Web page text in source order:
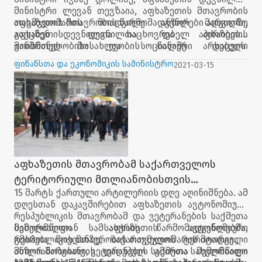
მინისტრი ლევან თევზაია, აფხაზეთის მთავრობის
თავმჯდომარის მოადგილე ანზორ მარგიანი,
აფხაზეთის დევნილთა და აფხაზეთის
ჯანმრთელობისა და სოციალური დაცვის
სამინისტროების წარმომადგენლები ვაშლიჯვრის
დასახლებაში მცხოვრებ დევნილებს შეხვდნენ.
აფხაზეთის მთავრობის წარმომადგენლები ადგილზე
გაეცნენ დევნილთა საცხოვრებელ პირობებს,
მოისმინეს მოსახლეობის წინაშე არსებული
პრობლემები და მათი მოგვარების გზებზე იმსჯელეს.
ფინანსთა და ეკონომიკის სამინისტრო2021-03-15
აფხაზეთის მთავრობამ საქართველოს
ტერიტორიული მთლიანობისთვის
დაღუპულთა ხსოვნას პატივი მიაგო
15 მარტს ქართული არტილერიის დღე აღინიშნება. ამ
დღესთან დაკავშირებით აფხაზეთის ავტონომიური
რესპუბლიკის მთავრობამ და ვეტერანების საქმეთა
სახელმწიფო სამსახურის წარმომადგენლებმა,
გმირთა მოედანზე, საქართველოს ტერიტორიული
მთლიანობისთვის დაღუპულ გმირთა მემორიალი
მემორიალთან აფხაზეთის ავტონომიური
რესპუბლიკის მთავრობის თავმჯდომარის მოადგილე
ანზორ მარგიანი, ვეტერანების საქმეთა სახელმწიფო